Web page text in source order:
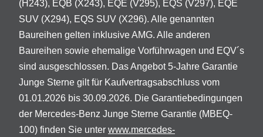
(H243), EQB (X243), EQE (V295), EQS (V297), EQE
SUV (X294), EQS SUV (X296). Alle genannten
Baureihen gelten inklusive AMG. Alle anderen
Baureihen sowie ehemalige Vorführwagen und EQV´s
sind ausgeschlossen. Das Angebot 5-Jahre Garantie
Junge Sterne gilt für Kaufvertragsabschluss vom
01.01.2026 bis 30.09.2026. Die Garantiebedingungen
der Mercedes-Benz Junge Sterne Garantie (MBEQ-
100) finden Sie unter www.mercedes-